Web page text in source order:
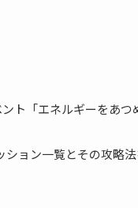
ト「エネルギーをあつ
ョン一覧とその攻略法